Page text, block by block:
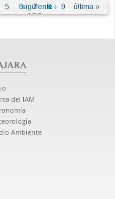
5 6 7 8 9
siguiente › última »
del IAM
Ambiente